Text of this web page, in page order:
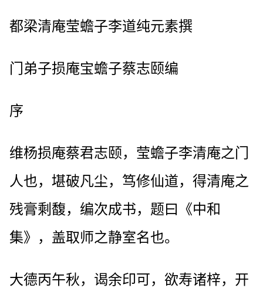
都梁清庵莹蟾子李道纯元素撰
门弟子损庵宝蟾子蔡志颐编
序
维杨损庵蔡君志颐，莹蟾子李清庵之门
人也，堪破凡尘，笃修仙道，得清庵之
残膏剩馥，编次成书，题曰《中和
集》，盖取师之静室名也。
大德丙午秋，谒余印可，欲寿诸梓，开